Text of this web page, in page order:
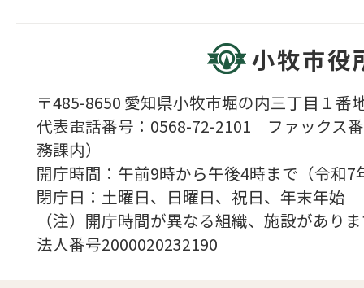
小牧市役
〒485-8650 愛知県小牧市堀の内三丁目１番
代表電話番号：0568-72-2101 ファックス
務課内）
開庁時間：午前9時から午後4時まで（令
閉庁日：土曜日、日曜日、祝日、年末年始
（注）開庁時間が異なる組織、施設があり
法人番号2000020232190